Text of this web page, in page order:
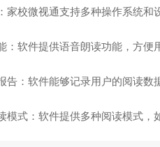
家校微视通支持多种操作系统和
：软件提供语音朗读功能，方便
告：软件能够记录用户的阅读数
模式：软件提供多种阅读模式，